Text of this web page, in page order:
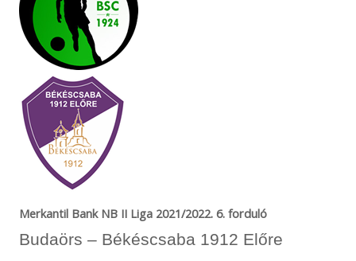
Merkantil Bank NB II Liga 2021/2022. 6. forduló
Budaörs – Békéscsaba 1912 Előre